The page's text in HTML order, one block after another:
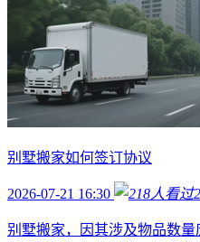
别墅搬家如何签订协议
2026-07-21 16:30
别墅搬家，因其涉及物品数